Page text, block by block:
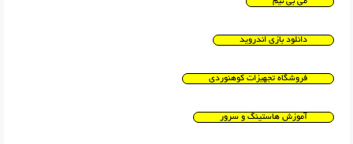
دانلود بازی اندروید
فروشگاه تجهیزات کوهنوردی
آموزش هاستینگ و سرور